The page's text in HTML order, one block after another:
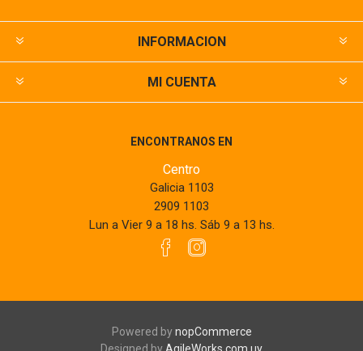
INFORMACION
MI CUENTA
ENCONTRANOS EN
Centro
Galicia 1103
2909 1103
Lun a Vier 9 a 18 hs. Sáb 9 a 13 hs.
Powered bynopCommerce
Designed by AgileWorks.com.uy